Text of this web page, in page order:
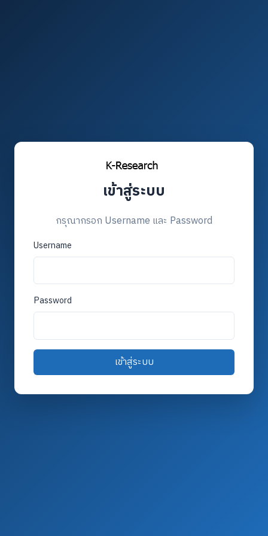
เข้าสู่ระบบ
กรุณากรอก Username และ Password
Username
Password
เข้าสู่ระบบ